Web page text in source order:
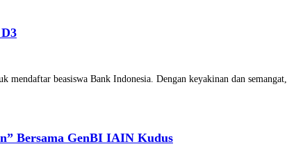
beasiswa Bank Indonesia. Dengan keyakinan dan
Bersama GenBI IAIN Kudus